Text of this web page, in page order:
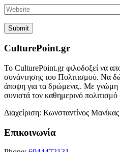
CulturePoint.gr
Το CulturePoint.gr φιλοδοξεί να
συνάντησης του Πολιτισμού. Να
άποψη για τα δρώμενα,. Με γνώμη
συνιστά τον καθημερινό πολιτισμό
Διαχείριση: Κωνσταντίνος Μανίκας
Επικοινωνία